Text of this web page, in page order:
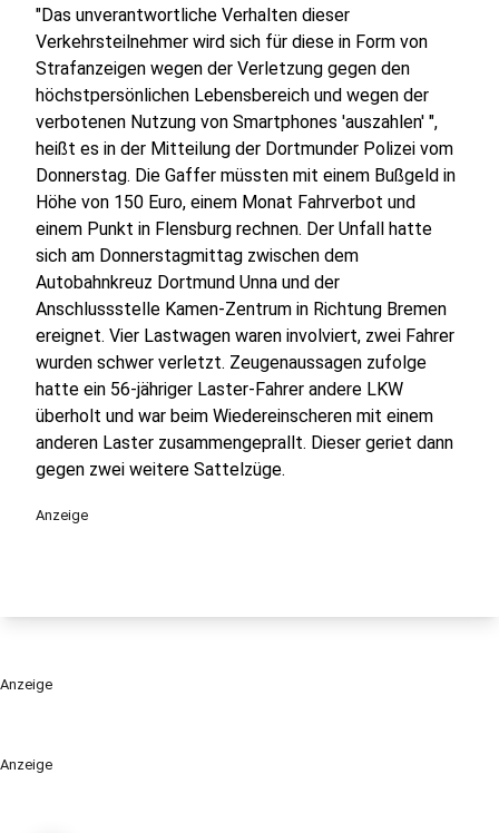
Anzeige
"Das unverantwortliche Verhalten dieser
Verkehrsteilnehmer wird sich für diese in Form von
Strafanzeigen wegen der Verletzung gegen den
höchstpersönlichen Lebensbereich und wegen der
verbotenen Nutzung von Smartphones 'auszahlen' ",
heißt es in der Mitteilung der Dortmunder Polizei vom
Donnerstag. Die Gaffer müssten mit einem Bußgeld in
Höhe von 150 Euro, einem Monat Fahrverbot und
einem Punkt in Flensburg rechnen. Der Unfall hatte
sich am Donnerstagmittag zwischen dem
Autobahnkreuz Dortmund Unna und der
Anschlussstelle Kamen-Zentrum in Richtung Bremen
ereignet. Vier Lastwagen waren involviert, zwei Fahrer
wurden schwer verletzt. Zeugenaussagen zufolge
hatte ein 56-jähriger Laster-Fahrer andere LKW
überholt und war beim Wiedereinscheren mit einem
anderen Laster zusammengeprallt. Dieser geriet dann
gegen zwei weitere Sattelzüge.
Anzeige
Anzeige